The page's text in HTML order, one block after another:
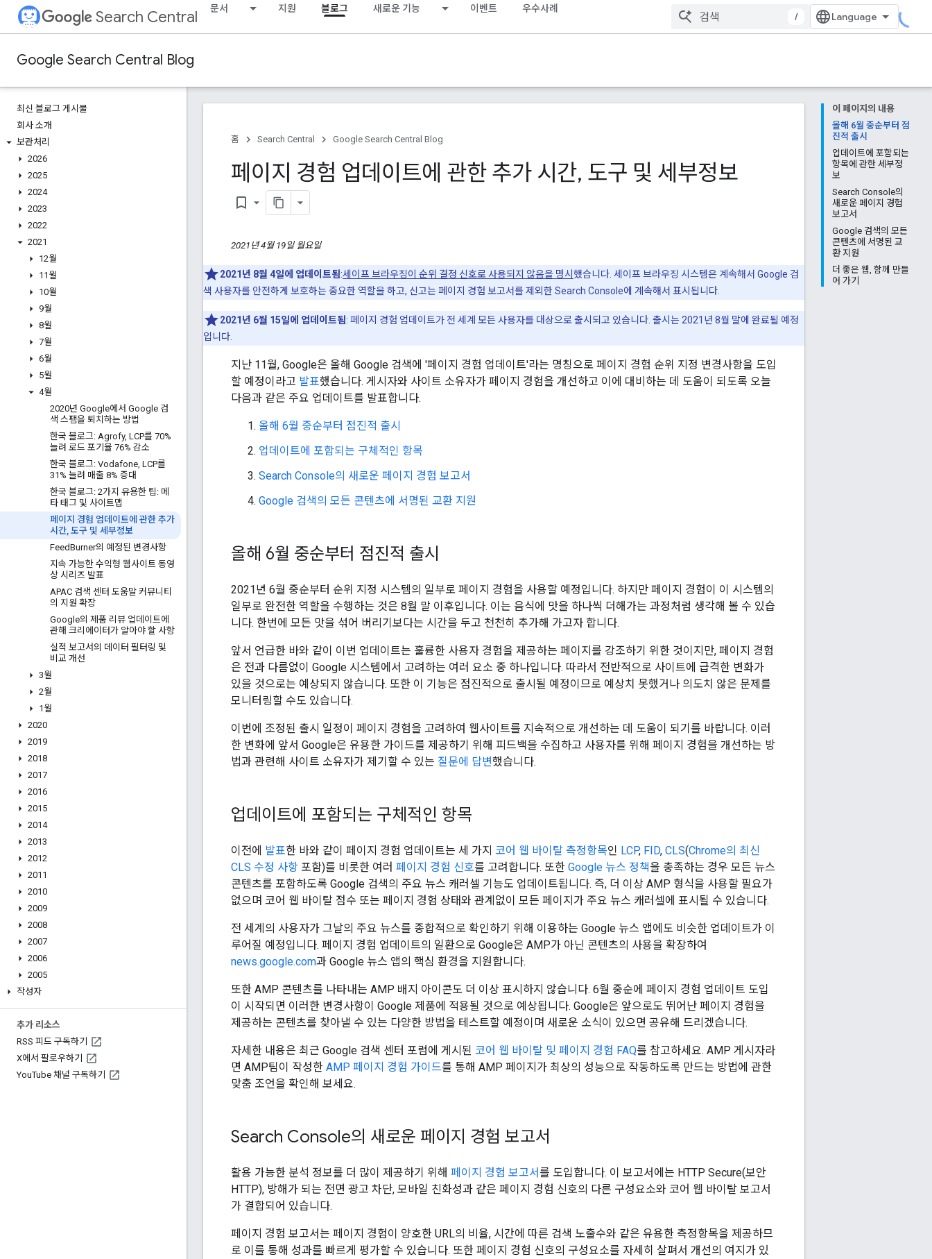
Search Central 문서 지원 블로그 새로운 기능 이벤트 우수사례
/
Google Search Central Blog
최신 블로그 게시물
회사 소개
보관처리
2026
2025
2024
2023
2022
2021
12월
11월
10월
9월
8월
7월
6월
5월
4월
2020년 Google에서 Google 검
색 스팸을 퇴치하는 방법
한국 블로그: Agrofy, LCP를 70%
늘려 로드 포기율 76% 감소
한국 블로그: Vodafone, LCP를
31% 늘려 매출 8% 증대
한국 블로그: 2가지 유용한 팁: 메
타 태그 및 사이트맵
페이지 경험 업데이트에 관한 추가
시간, 도구 및 세부정보
FeedBurner의 예정된 변경사항
지속 가능한 수익형 웹사이트 동영
상 시리즈 발표
APAC 검색 센터 도움말 커뮤니티
의 지원 확장
Google의 제품 리뷰 업데이트에
관해 크리에이터가 알아야 할 사항
실적 보고서의 데이터 필터링 및
비교 개선
3월
2월
1월
2020
2019
2018
2017
2016
2015
2014
2013
2012
2011
2010
2009
2008
2007
2006
2005
작성자
추가 리소스
RSS 피드 구독하기
X에서 팔로우하기
YouTube 채널 구독하기
이 페이지의 내용
올해 6월 중순부터 점
진적 출시
업데이트에 포함되는
항목에 관한 세부정
보
Search Console의
새로운 페이지 경험
보고서
Google 검색의 모든
콘텐츠에 서명된 교
환 지원
더 좋은 웹, 함께 만들
어 가기
홈 Search Central Google Search Central Blog
페이지 경험 업데이트에 관한 추가 시간, 도구 및 세부정보
bookmark_border
2021년 4월 19일 월요일
2021년 8월 4일에 업데이트됨:세이프 브라우징이 순위 결정 신호로 사용되지 않음을 명시 했습니다. 세이프 브라우징 시스템은 계속해서 Google 검
색 사용자를 안전하게 보호하는 중요한 역할을 하고, 신고는 페이지 경험 보고서를 제외한 Search Console에 계속해서 표시됩니다.
2021년 6월 15일에 업데이트됨: 페이지 경험 업데이트가 전 세계 모든 사용자를 대상으로 출시되고 있습니다. 출시는 2021년 8월 말에 완료될 예정
입니다.
지난 11월, Google은 올해 Google 검색에 '페이지 경험 업데이트'라는 명칭으로 페이지 경험 순위 지정 변경사항을 도입
할 예정이라고 발표했습니다. 게시자와 사이트 소유자가 페이지 경험을 개선하고 이에 대비하는 데 도움이 되도록 오늘
다음과 같은 주요 업데이트를 발표합니다.
올해 6월 중순부터 점진적 출시
업데이트에 포함되는 구체적인 항목
Search Console의 새로운 페이지 경험 보고서
Google 검색의 모든 콘텐츠에 서명된 교환 지원
올해 6월 중순부터 점진적 출시
2021년 6월 중순부터 순위 지정 시스템의 일부로 페이지 경험을 사용할 예정입니다. 하지만 페이지 경험이 이 시스템의
일부로 완전한 역할을 수행하는 것은 8월 말 이후입니다. 이는 음식에 맛을 하나씩 더해가는 과정처럼 생각해 볼 수 있습
니다. 한번에 모든 맛을 섞어 버리기보다는 시간을 두고 천천히 추가해 가고자 합니다.
앞서 언급한 바와 같이 이번 업데이트는 훌륭한 사용자 경험을 제공하는 페이지를 강조하기 위한 것이지만, 페이지 경험
은 전과 다름없이 Google 시스템에서 고려하는 여러 요소 중 하나입니다. 따라서 전반적으로 사이트에 급격한 변화가
있을 것으로는 예상되지 않습니다. 또한 이 기능은 점진적으로 출시될 예정이므로 예상치 못했거나 의도치 않은 문제를
모니터링할 수도 있습니다.
이번에 조정된 출시 일정이 페이지 경험을 고려하여 웹사이트를 지속적으로 개선하는 데 도움이 되기를 바랍니다. 이러
한 변화에 앞서 Google은 유용한 가이드를 제공하기 위해 피드백을 수집하고 사용자를 위해 페이지 경험을 개선하는 방
법과 관련해 사이트 소유자가 제기할 수 있는 질문에 답변했습니다.
업데이트에 포함되는 구체적인 항목
이전에 발표한 바와 같이 페이지 경험 업데이트는 세 가지 코어 웹 바이탈 측정항목인 LCP, FID, CLS(Chrome의 최신
CLS 수정 사항 포함)를 비롯한 여러 페이지 경험 신호를 고려합니다. 또한 Google 뉴스 정책 을 충족하는 경우 모든 뉴스
콘텐츠를 포함하도록 Google 검색의 주요 뉴스 캐러셀 기능도 업데이트됩니다. 즉, 더 이상 AMP 형식을 사용할 필요가
없으며 코어 웹 바이탈 점수 또는 페이지 경험 상태와 관계없이 모든 페이지가 주요 뉴스 캐러셀에 표시될 수 있습니다.
전 세계의 사용자가 그날의 주요 뉴스를 종합적으로 확인하기 위해 이용하는 Google 뉴스 앱에도 비슷한 업데이트가 이
루어질 예정입니다. 페이지 경험 업데이트의 일환으로 Google은 AMP가 아닌 콘텐츠의 사용을 확장하여
news.google.com과 Google 뉴스 앱의 핵심 환경을 지원합니다.
또한 AMP 콘텐츠를 나타내는 AMP 배지 아이콘도 더 이상 표시하지 않습니다. 6월 중순에 페이지 경험 업데이트 도입
이 시작되면 이러한 변경사항이 Google 제품에 적용될 것으로 예상됩니다. Google은 앞으로도 뛰어난 페이지 경험을
제공하는 콘텐츠를 찾아낼 수 있는 다양한 방법을 테스트할 예정이며 새로운 소식이 있으면 공유해 드리겠습니다.
자세한 내용은 최근 Google 검색 센터 포럼에 게시된 코어 웹 바이탈 및 페이지 경험 FAQ를 참고하세요. AMP 게시자라
면 AMP팀이 작성한 AMP 페이지 경험 가이드를 통해 AMP 페이지가 최상의 성능으로 작동하도록 만드는 방법에 관한
맞춤 조언을 확인해 보세요.
Search Console의 새로운 페이지 경험 보고서
활용 가능한 분석 정보를 더 많이 제공하기 위해 페이지 경험 보고서를 도입합니다. 이 보고서에는 HTTP Secure(보안
HTTP), 방해가 되는 전면 광고 차단, 모바일 친화성과 같은 페이지 경험 신호의 다른 구성요소와 코어 웹 바이탈 보고서
가 결합되어 있습니다.
페이지 경험 보고서는 페이지 경험이 양호한 URL의 비율, 시간에 따른 검색 노출수와 같은 유용한 측정항목을 제공하므
로 이를 통해 성과를 빠르게 평가할 수 있습니다. 또한 페이지 경험 신호의 구성요소를 자세히 살펴서 개선의 여지가 있